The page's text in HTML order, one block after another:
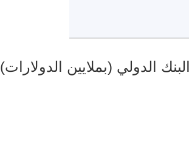
(بملايين الدولارات) 2026/07/31